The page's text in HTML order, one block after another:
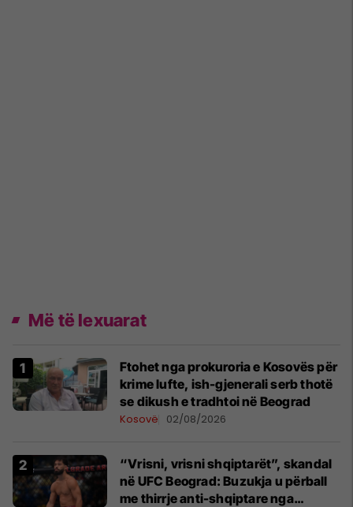
Më të lexuarat
Ftohet nga prokuroria e Kosovës për
krime lufte, ish-gjenerali serb thotë
se dikush e tradhtoi në Beograd
Kosovë 02/08/2026
“Vrisni, vrisni shqiptarët”, skandal
në UFC Beograd: Buzukja u përball
me thirrje anti-shqiptare nga